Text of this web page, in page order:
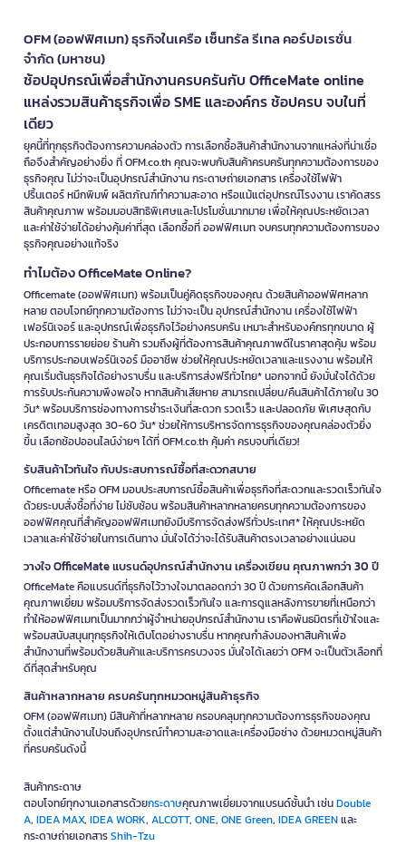
OFM (ออฟฟิศเมท) ธุรกิจในเครือ เซ็นทรัล รีเทล คอร์ปอเรชั่น
จำกัด (มหาชน)
ช้อปอุปกรณ์เพื่อสำนักงานครบครันกับ OfficeMate online
แหล่งรวมสินค้าธุรกิจเพื่อ SME และองค์กร ช้อปครบ จบในที่
เดียว
ยุคนี้ที่ทุกธุรกิจต้องการความคล่องตัว การเลือกซื้อสินค้าสำนักงานจากแหล่งที่น่าเชื่อ
ถือจึงสำคัญอย่างยิ่ง ที่ OFM.co.th คุณจะพบกับสินค้าครบครันทุกความต้องการของ
ธุรกิจคุณ ไม่ว่าจะเป็นอุปกรณ์สำนักงาน กระดาษถ่ายเอกสาร เครื่องใช้ไฟฟ้า
ปริ้นเตอร์ หมึกพิมพ์ ผลิตภัณฑ์ทำความสะอาด หรือแม้แต่อุปกรณ์โรงงาน เราคัดสรร
สินค้าคุณภาพ พร้อมมอบสิทธิพิเศษและโปรโมชั่นมากมาย เพื่อให้คุณประหยัดเวลา
และค่าใช้จ่ายได้อย่างคุ้มค่าที่สุด เลือกซื้อที่ ออฟฟิศเมท จบครบทุกความต้องการของ
ธุรกิจคุณอย่างแท้จริง
ทำไมต้อง OfficeMate Online?
Officemate (ออฟฟิศเมท) พร้อมเป็นคู่คิดธุรกิจของคุณ ด้วยสินค้าออฟฟิศหลาก
หลาย ตอบโจทย์ทุกความต้องการ ไม่ว่าจะเป็น อุปกรณ์สำนักงาน เครื่องใช้ไฟฟ้า
เฟอร์นิเจอร์ และอุปกรณ์เพื่อธุรกิจไว้อย่างครบครัน เหมาะสำหรับองค์กรทุกขนาด ผู้
ประกอบการรายย่อย ร้านค้า รวมถึงผู้ที่ต้องการสินค้าคุณภาพดีในราคาสุดคุ้ม พร้อม
บริการประกอบเฟอร์นิเจอร์ มืออาชีพ ช่วยให้คุณประหยัดเวลาและแรงงาน พร้อมให้
คุณเริ่มต้นธุรกิจได้อย่างราบรื่น และบริการส่งฟรีทั่วไทย* นอกจากนี้ ยังมั่นใจได้ด้วย
การรับประกันความพึงพอใจ หากสินค้าเสียหาย สามารถเปลี่ยน/คืนสินค้าได้ภายใน 30
วัน* พร้อมบริการช่องทางการชำระเงินที่สะดวก รวดเร็ว และปลอดภัย พิเศษสุดกับ
เครดิตเทอมสูงสุด 30-60 วัน* ช่วยให้การบริหารจัดการธุรกิจของคุณคล่องตัวยิ่ง
ขึ้น เลือกช้อปออนไลน์ง่ายๆ ได้ที่ OFM.co.th คุ้มค่า ครบจบที่เดียว!
รับสินค้าไวทันใจ กับประสบการณ์ซื้อที่สะดวกสบาย
Officemate หรือ OFM มอบประสบการณ์ซื้อสินค้าเพื่อธุรกิจที่สะดวกและรวดเร็วทันใจ
ด้วยระบบสั่งซื้อที่ง่าย ไม่ซับซ้อน พร้อมสินค้าหลากหลายครบทุกความต้องการของ
ออฟฟิศคุณที่สำคัญออฟฟิศเมทยังมีบริการจัดส่งฟรีทั่วประเทศ* ให้คุณประหยัด
เวลาและค่าใช้จ่ายในการเดินทาง มั่นใจได้ว่าจะได้รับสินค้าตรงเวลาอย่างแน่นอน
วางใจ OfficeMate แบรนด์อุปกรณ์สำนักงาน เครื่องเขียน คุณภาพกว่า 30 ปี
OfficeMate คือแบรนด์ที่ธุรกิจไว้วางใจมาตลอดกว่า 30 ปี ด้วยการคัดเลือกสินค้า
คุณภาพเยี่ยม พร้อมบริการจัดส่งรวดเร็วทันใจ และการดูแลหลังการขายที่เหนือกว่า
ทำให้ออฟฟิศเมทเป็นมากกว่าผู้จำหน่ายอุปกรณ์สำนักงาน เราคือพันธมิตรที่เข้าใจและ
พร้อมสนับสนุนทุกธุรกิจให้เติบโตอย่างราบรื่น หากคุณกำลังมองหาสินค้าเพื่อ
สำนักงานที่พร้อมด้วยสินค้าและบริการครบวงจร มั่นใจได้เลยว่า OFM จะเป็นตัวเลือกที่
ดีที่สุดสำหรับคุณ
สินค้าหลากหลาย ครบครันทุกหมวดหมู่สินค้าธุรกิจ
OFM (ออฟฟิศเมท) มีสินค้าที่หลากหลาย ครอบคลุมทุกความต้องการธุรกิจของคุณ
ตั้งแต่สำนักงานไปจนถึงอุปกรณ์ทำความสะอาดและเครื่องมือช่าง ด้วยหมวดหมู่สินค้า
ที่ครบครันดังนี้
สินค้ากระดาษ
ตอบโจทย์ทุกงานเอกสารด้วยกระดาษคุณภาพเยี่ยมจากแบรนด์ชั้นนำ เช่นDouble
A, IDEA MAX, IDEA WORK, ALCOTT, ONE, ONE Green, IDEA GREENและ
กระดาษถ่ายเอกสารShih-Tzu